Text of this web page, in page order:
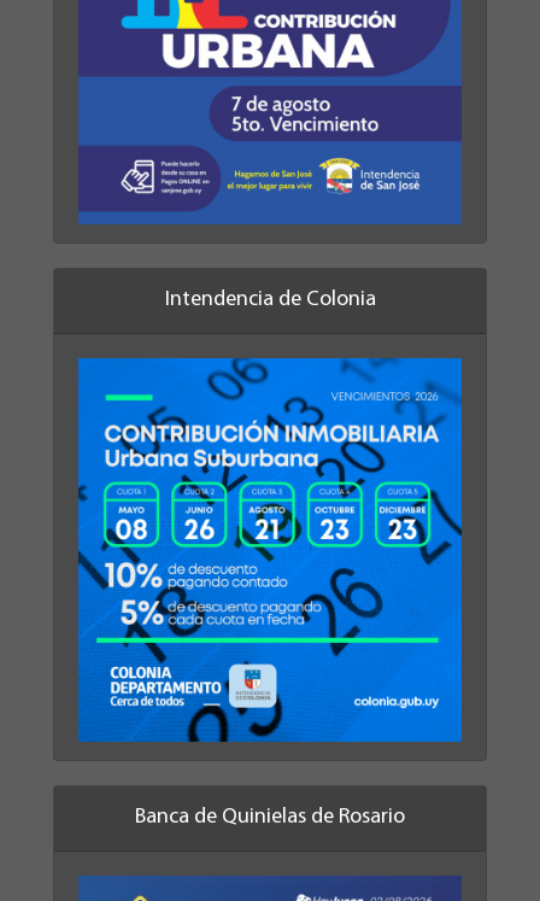
Intendencia de Colonia
Banca de Quinielas de Rosario